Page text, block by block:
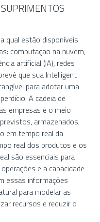
qual estão disponíveis
computação na nuvem,
artificial (IA), redes
que sua Intelligent
para adotar uma
A cadeia de
empresas e o meio
armazenados,
em tempo real da
real dos produtos e os
são essenciais para
e a capacidade
essas informações
para modelar as
recursos e reduzir o